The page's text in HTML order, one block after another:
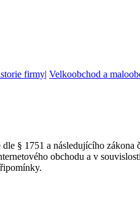
firmy| Velkoobchod a
§ 1751 a následujícího zákona
obchodu a v